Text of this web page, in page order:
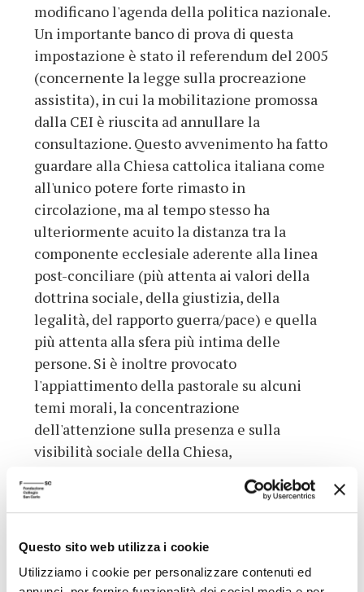
Questo sito web utilizza i cookie
Utilizziamo i cookie per personalizzare contenuti ed
modificano l'agenda della politica nazionale.
Un importante banco di prova di questa
impostazione è stato il referendum del 2005
(concernente la legge sulla procreazione
assistita), in cui la mobilitazione promossa
dalla CEI è riuscita ad annullare la
consultazione. Questo avvenimento ha fatto
guardare alla Chiesa cattolica italiana come
all'unico potere forte rimasto in
circolazione, ma al tempo stesso ha
ulteriormente acuito la distanza tra la
componente ecclesiale aderente alla linea
post-conciliare (più attenta ai valori della
dottrina sociale, della giustizia, della
legalità, del rapporto guerra/pace) e quella
più attenta alla sfera più intima delle
persone. Si è inoltre provocato
l'appiattimento della pastorale su alcuni
temi morali, la concentrazione
dell'attenzione sulla presenza e sulla
visibilità sociale della Chiesa,
messaggio cristiano nella quotidianità.
Tutto questo, conclude l'autore, ha portato a
dare della Chiesa italiana un'immagine
leadership centralizzata che interviene a